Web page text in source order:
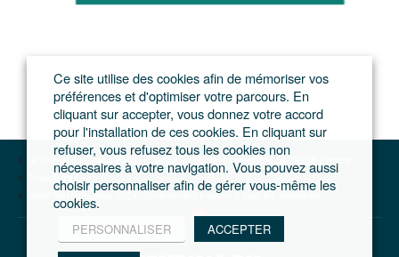
Le journal du Grand Paris – L'actualité du développement de l'Ile-de-France
Collectivités
Label Terre de Jeux 2024 : l’événement s’ouvre à tous les territoires
Ce site utilise des cookies afin de mémoriser vos
préférences et d'optimiser votre parcours. En
cliquant sur accepter, vous donnez votre accord
pour l'installation de ces cookies. En cliquant sur
refuser, vous refusez tous les cookies non
nécessaires à votre navigation. Vous pouvez aussi
choisir personnaliser afin de gérer vous-même les
cookies.
PERSONNALISER ACCEPTER